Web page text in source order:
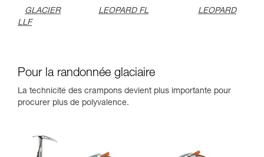
GLACIER LEOPARD FL
LEOPARD
LLF
Pour la randonnée glaciaire
La technicité des crampons devient plus importante pour
procurer plus de polyvalence.